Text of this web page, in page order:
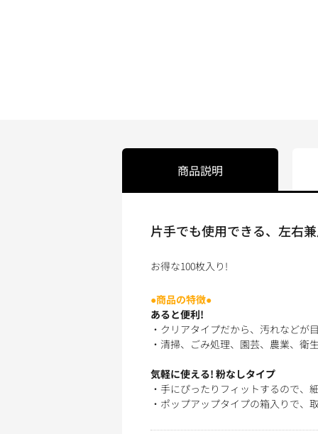
商品説明
片手でも使用できる、左右
お得な100枚入り!
●商品の特徴●
あると便利!
・クリアタイプだから、汚れなどが
・清掃、ごみ処理、園芸、農業、衛
気軽に使える! 粉なしタイプ
・手にぴったりフィットするので、
・ポップアップタイプの箱入りで、